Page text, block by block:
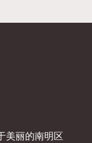
美丽的南明区